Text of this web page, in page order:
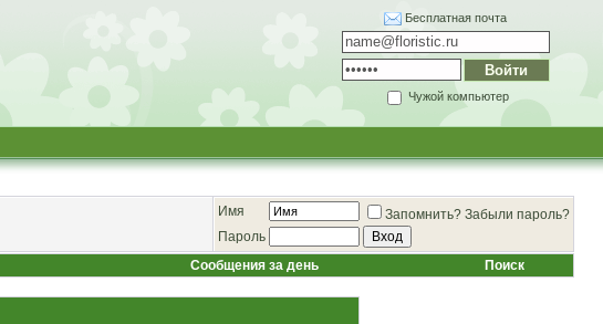
Бесплатная почта
Чужой компьютер
Имя Запомнить? Забыли пароль?
Пароль
Сообщения за день Поиск